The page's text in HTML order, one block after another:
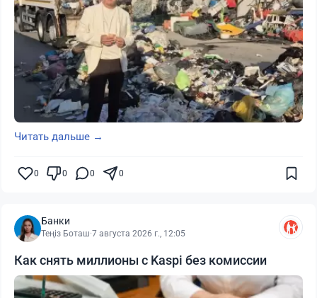
Читать дальше →
0 0 0 0
Банки
Теңіз Боташ·7 августа 2026 г., 12:05
Как снять миллионы с Kaspi без комиссии